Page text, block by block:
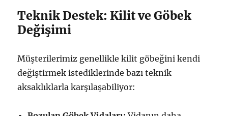
Teknik Destek: Kilit ve Göbek
Değişimi
Müşterilerimiz genellikle kilit göbeğini kendi
değiştirmek istediklerinde bazı teknik
aksaklıklarla karşılaşabiliyor: